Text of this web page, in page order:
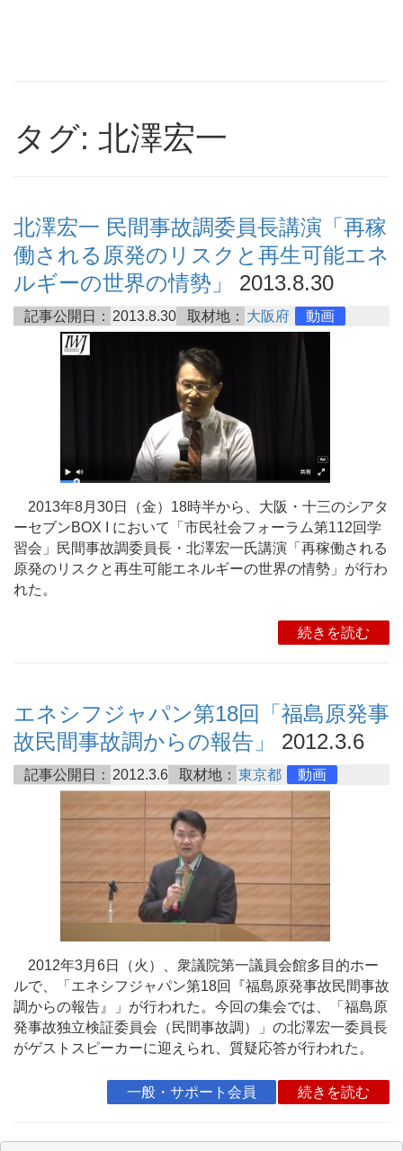
タグ: 北澤宏一
北澤宏一 民間事故調委員長講演「再稼
働される原発のリスクと再生可能エネ
ルギーの世界の情勢」
2013.8.30
記事公開日： 2013.8.30 取材地： 大阪府 動画
2013年8月30日（金）18時半から、大阪・十三のシアタ
ーセブンBOX I において「市民社会フォーラム第112回学
習会」民間事故調委員長・北澤宏一氏講演「再稼働される
原発のリスクと再生可能エネルギーの世界の情勢」が行わ
れた。
続きを読む
エネシフジャパン第18回「福島原発事
故民間事故調からの報告」
2012.3.6
記事公開日： 2012.3.6 取材地： 東京都 動画
2012年3月6日（火）、衆議院第一議員会館多目的ホー
ルで、「エネシフジャパン第18回『福島原発事故民間事故
調からの報告』」が行われた。今回の集会では、「福島原
発事故独立検証委員会（民間事故調）」の北澤宏一委員長
がゲストスピーカーに迎えられ、質疑応答が行われた。
一般・サポート会員 続きを読む